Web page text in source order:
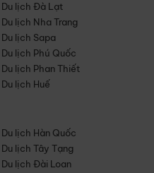
Du lịch Đà Lạt
Du lịch Nha Trang
Du lịch Sapa
Du lịch Phú Quốc
Du lịch Phan Thiết
Du lịch Huế
Du lịch Hàn Quốc
Du lịch Tây Tạng
Du lịch Đài Loan